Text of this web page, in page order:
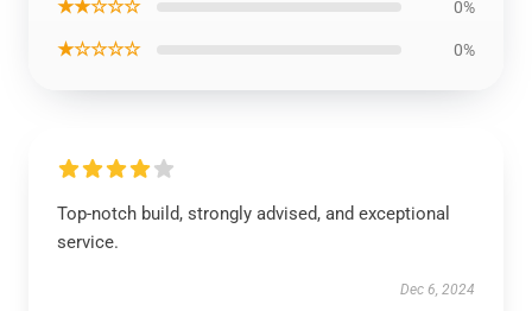
★★☆☆☆ 0%
★☆☆☆☆ 0%
Top-notch build, strongly advised, and exceptional
service.
Dec 6, 2024